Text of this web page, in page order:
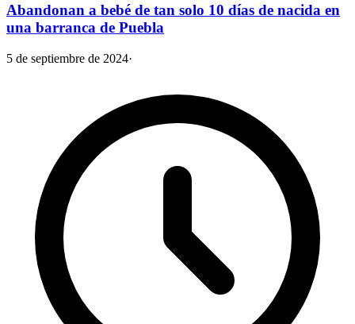
Abandonan a bebé de tan solo 10 días de nacida en
una barranca de Puebla
5 de septiembre de 2024·